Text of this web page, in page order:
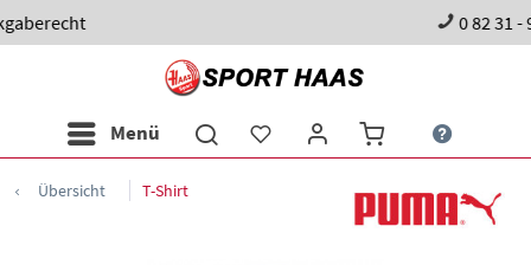
Menü
Übersicht T-Shirt